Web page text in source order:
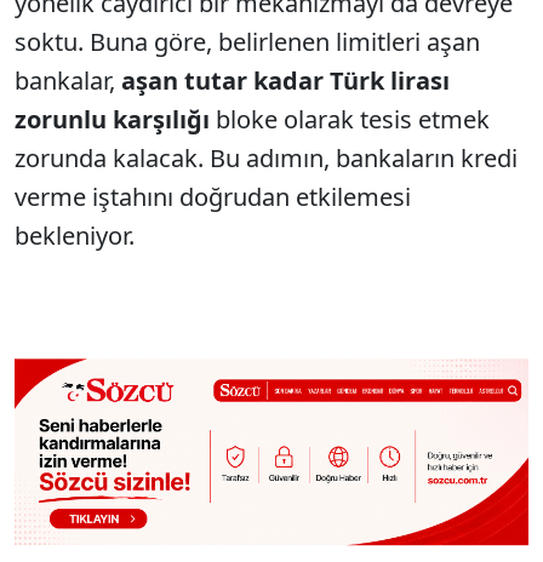
soktu. Buna göre, belirlenen limitleri aşan
bankalar, aşan tutar kadar Türk lirası
zorunlu karşılığı bloke olarak tesis etmek
zorunda kalacak. Bu adımın, bankaların kredi
verme iştahını doğrudan etkilemesi
bekleniyor.